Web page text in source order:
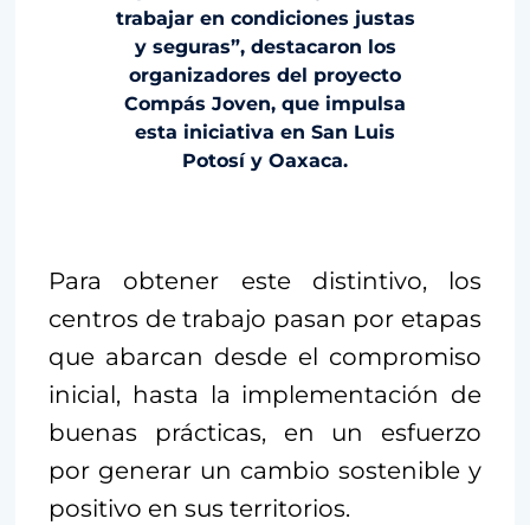
trabajar en condiciones justas
y seguras”, destacaron los
organizadores del proyecto
Compás Joven, que impulsa
esta iniciativa en San Luis
Potosí y Oaxaca.
Para obtener este distintivo, los
centros de trabajo pasan por etapas
que abarcan desde el compromiso
inicial, hasta la implementación de
buenas prácticas, en un esfuerzo
por generar un cambio sostenible y
positivo en sus territorios.